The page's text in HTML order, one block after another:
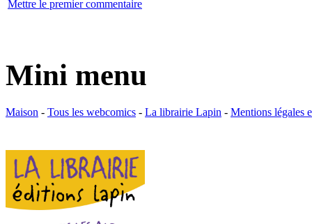
Mettre le premier commentaire
Mini menu
Maison - Tous les webcomics - La librairie Lapin - Mentions légales